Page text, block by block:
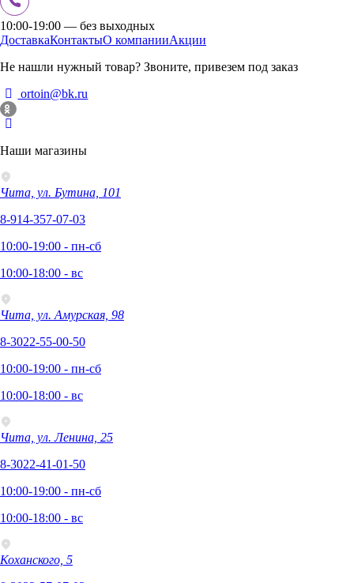
10:00-19:00 — без выходных
ДоставкаКонтактыО компанииАкции
Не нашли нужный товар? Звоните, привезем под заказ
ortoin@bk.ru
Наши магазины
Чита, ул. Бутина, 101
8-914-357-07-03
10:00-19:00 - пн-сб
10:00-18:00 - вс
Чита, ул. Амурская, 98
8-3022-55-00-50
10:00-19:00 - пн-сб
10:00-18:00 - вс
Чита, ул. Ленина, 25
8-3022-41-01-50
10:00-19:00 - пн-сб
10:00-18:00 - вс
Коханского, 5